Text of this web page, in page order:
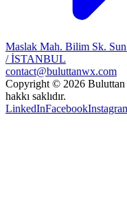
Maslak Mah. Bilim Sk.
/ İSTANBUL
contact@buluttanwx.com
Copyright © 2026
hakkı saklıdır.
LinkedInFacebook